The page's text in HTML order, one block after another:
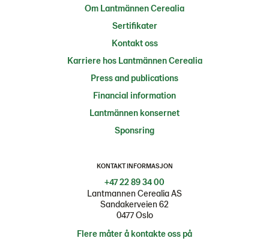
Om Lantmännen Cerealia
Sertifikater
Kontakt oss
Karriere hos Lantmännen Cerealia
Press and publications
Financial information
Lantmännen konsernet
Sponsring
KONTAKT INFORMASJON
+47 22 89 34 00
Lantmannen Cerealia AS
Sandakerveien 62
0477 Oslo
Flere måter å kontakte oss på